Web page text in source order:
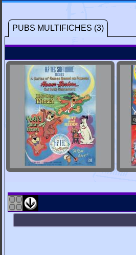
PUBS MULTIFICHES (3)